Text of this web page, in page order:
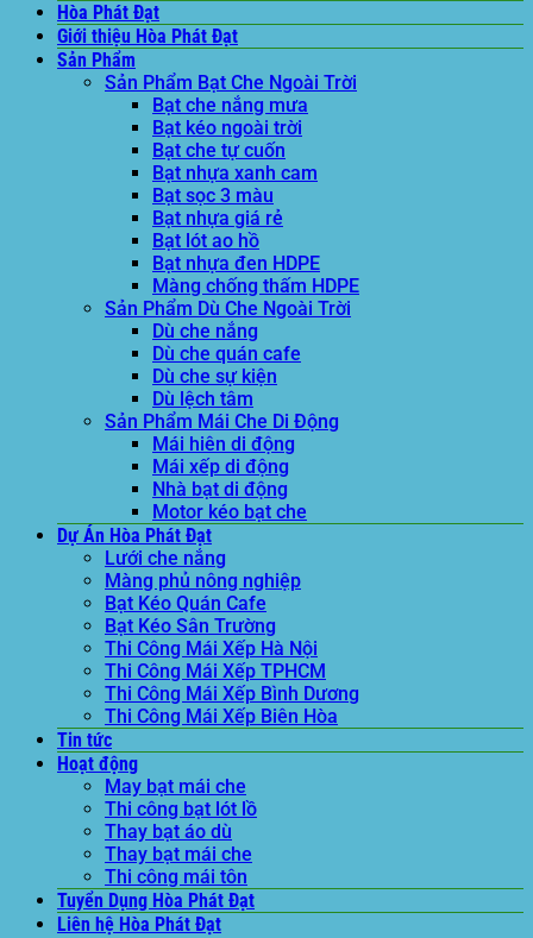
Hòa Phát Đạt
Giới thiệu Hòa Phát Đạt
Sản Phẩm
Sản Phẩm Bạt Che Ngoài Trời
Bạt che nắng mưa
Bạt kéo ngoài trời
Bạt che tự cuốn
Bạt nhựa xanh cam
Bạt sọc 3 màu
Bạt nhựa giá rẻ
Bạt lót ao hồ
Bạt nhựa đen HDPE
Màng chống thấm HDPE
Sản Phẩm Dù Che Ngoài Trời
Dù che nắng
Dù che quán cafe
Dù che sự kiện
Dù lệch tâm
Sản Phẩm Mái Che Di Động
Mái hiên di động
Mái xếp di động
Nhà bạt di động
Motor kéo bạt che
Dự Án Hòa Phát Đạt
Lưới che nắng
Màng phủ nông nghiệp
Bạt Kéo Quán Cafe
Bạt Kéo Sân Trường
Thi Công Mái Xếp Hà Nội
Thi Công Mái Xếp TPHCM
Thi Công Mái Xếp Bình Dương
Thi Công Mái Xếp Biên Hòa
Tin tức
Hoạt động
May bạt mái che
Thi công bạt lót lồ
Thay bạt áo dù
Thay bạt mái che
Thi công mái tôn
Tuyển Dụng Hòa Phát Đạt
Liên hệ Hòa Phát Đạt